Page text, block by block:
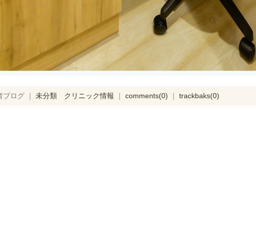
ブログ ｜ 未分類 クリニック情報 ｜ comments(0) ｜ trackbaks(0)